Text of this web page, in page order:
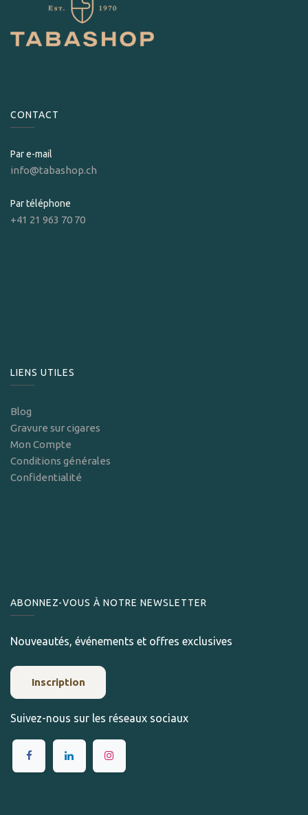
CONTACT
Par e-mail
info@tabashop.ch
Par téléphone
+41 21 963 70 70
LIENS UTILES
Blog
Gravure sur cigares
Mon Compte
Conditions générales
Confidentialité
ABONNEZ-VOUS À NOTRE NEWSLETTER
Nouveautés, événements et offres exclusives
Inscription
Suivez-nous sur les réseaux sociaux